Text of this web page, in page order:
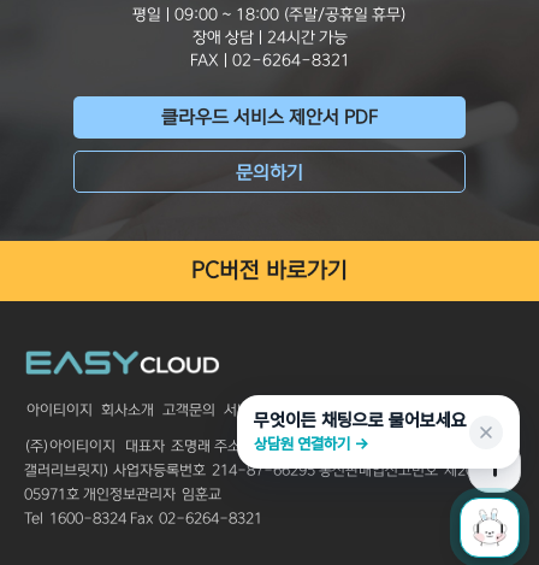
평일 | 09:00 ~ 18:00 (주말/공휴일 휴무)
장애 상담 | 24시간 가능
FAX | 02-6264-8321
클라우드 서비스 제안서 PDF
문의하기
PC버전 바로가기
아이티이지 회사소개 고객문의 서비스 이용약관 개인정보처리방침
(주)아이티이지 대표자 조명래 주소
서울특별시 서초구 서초대로 250 3층 (스타
갤러리브릿지) 사업자등록번호 214-87-66295통신판매업신고번호 제2005-
05971호 개인정보관리자 임훈교
Tel
1600-8324 Fax 02-6264-8321
무엇이든 채팅으로 물어보세요
상담원 연결하기 →